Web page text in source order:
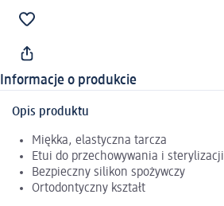
Informacje o produkcie
Opis produktu
Miękka, elastyczna tarcza
Etui do przechowywania i sterylizacji
Bezpieczny silikon spożywczy
Ortodontyczny kształt